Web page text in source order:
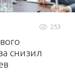
253
снизил